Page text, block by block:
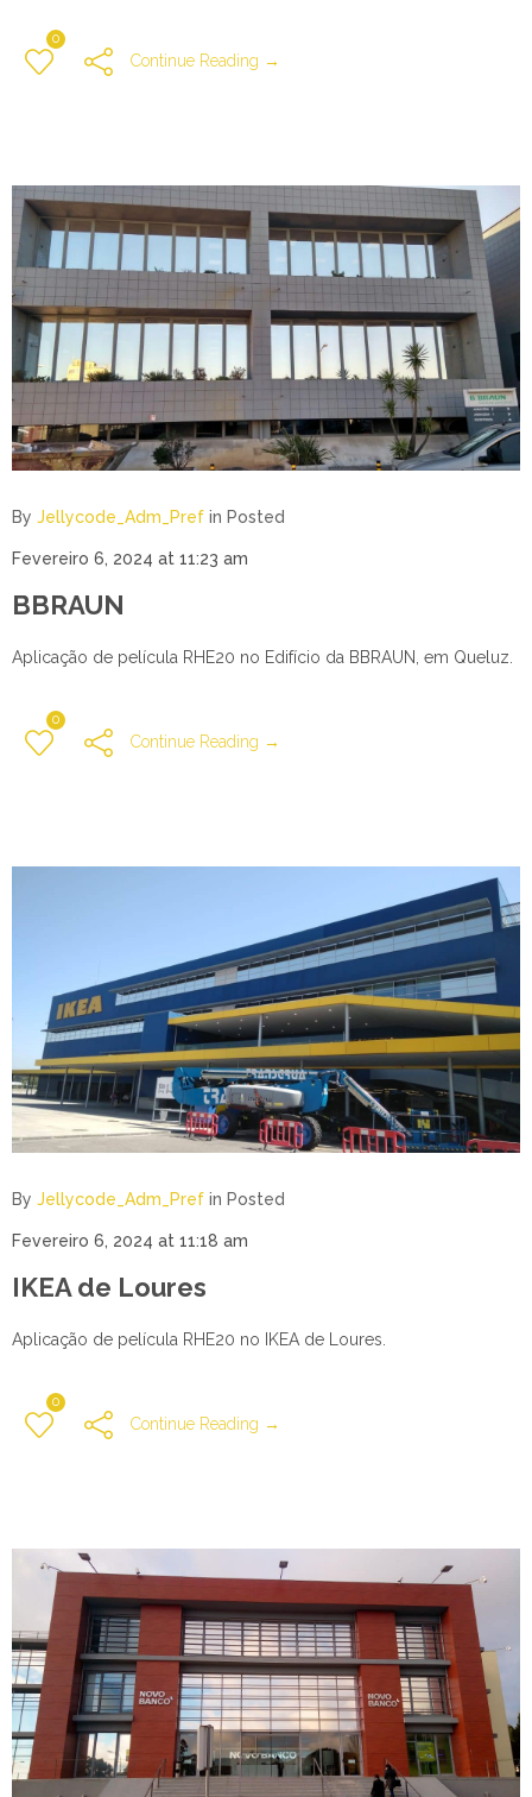
0
Continue Reading →
By Jellycode_Adm_Pref in Posted
Fevereiro 6, 2024 at 11:23 am
BBRAUN
Aplicação de película RHE20 no Edifício da BBRAUN, em Queluz.
0
Continue Reading →
By Jellycode_Adm_Pref in Posted
Fevereiro 6, 2024 at 11:18 am
IKEA de Loures
Aplicação de película RHE20 no IKEA de Loures.
0
Continue Reading →